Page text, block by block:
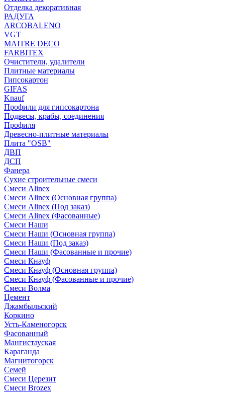
Отделка декоративная
РАДУГА
ARCOBALENO
VGT
MAITRE DECO
FARBITEX
Очистители, удалители
Плитные материалы
Гипсокартон
GIFAS
Knauf
Профили для гипсокартона
Подвесы, крабы, соединения
Профиля
Древесно-плитные материалы
Плита "OSB"
ДВП
ДСП
Фанера
Сухие строительные смеси
Смеси Alinex
Смеси Alinex (Основная группа)
Смеси Alinex (Под заказ)
Смеси Alinex (Фасованные)
Смеси Наши
Смеси Наши (Основная группа)
Смеси Наши (Под заказ)
Смеси Наши (Фасованные и прочие)
Смеси Кнауф
Смеси Кнауф (Основная группа)
Смеси Кнауф (Фасованные и прочие)
Смеси Волма
Цемент
Джамбыльский
Коркино
Усть-Каменогорск
Фасованный
Мангистауская
Караганда
Магнитогорск
Семей
Смеси Церезит
Смеси Brozex